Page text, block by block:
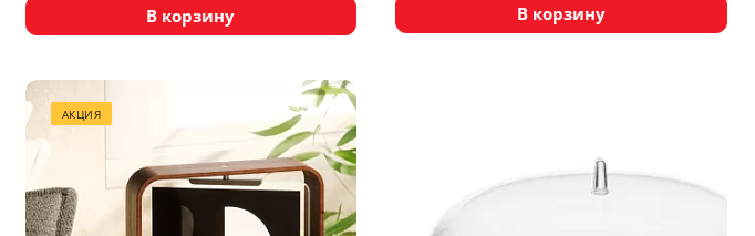
В корзину В корзину
АКЦИЯ